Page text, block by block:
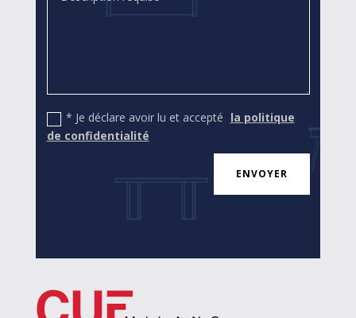
* Je déclare avoir lu et accepté la politique
de confidentialité
ENVOYER